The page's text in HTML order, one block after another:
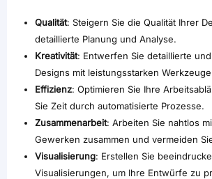
Qualität: Steigern Sie die Qualität Ihrer
detaillierte Planung und Analyse.
Kreativität: Entwerfen Sie detaillierte
Designs mit leistungsstarken
Effizienz: Optimieren Sie Ihre
Sie Zeit durch automatisierte Prozesse.
Zusammenarbeit: Arbeiten Sie nahtlos
Gewerken zusammen und vermeiden
Visualisierung: Erstellen Sie
Visualisierungen, um Ihre Entwürfe zu